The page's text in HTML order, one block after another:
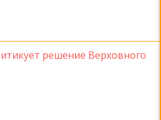
решение Верховного